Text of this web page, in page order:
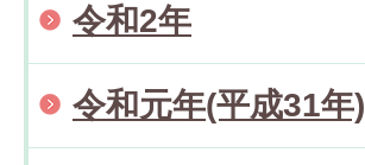
令和2年
令和元年(平成31年)